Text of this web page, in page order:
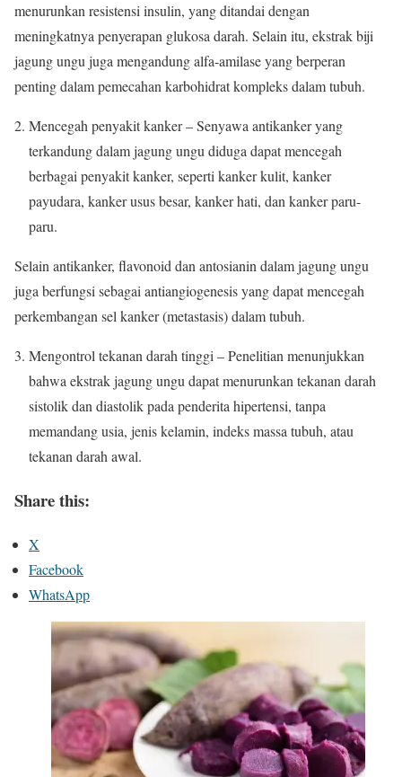
menurunkan resistensi insulin, yang ditandai dengan
meningkatnya penyerapan glukosa darah. Selain itu, ekstrak biji
jagung ungu juga mengandung alfa-amilase yang berperan
penting dalam pemecahan karbohidrat kompleks dalam tubuh.
Mencegah penyakit kanker – Senyawa antikanker yang
terkandung dalam jagung ungu diduga dapat mencegah
berbagai penyakit kanker, seperti kanker kulit, kanker
payudara, kanker usus besar, kanker hati, dan kanker paru-
paru.
Selain antikanker, flavonoid dan antosianin dalam jagung ungu
juga berfungsi sebagai antiangiogenesis yang dapat mencegah
perkembangan sel kanker (metastasis) dalam tubuh.
Mengontrol tekanan darah tinggi – Penelitian menunjukkan
bahwa ekstrak jagung ungu dapat menurunkan tekanan darah
sistolik dan diastolik pada penderita hipertensi, tanpa
memandang usia, jenis kelamin, indeks massa tubuh, atau
tekanan darah awal.
Share this:
X
Facebook
WhatsApp